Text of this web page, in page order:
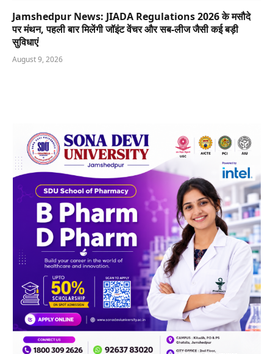
Jamshedpur News: JIADA Regulations 2026 के मसौदे
पर मंथन, पहली बार मिलेंगी जॉइंट वेंचर और सब-लीज जैसी कई बड़ी
सुविधाएं
August 9, 2026